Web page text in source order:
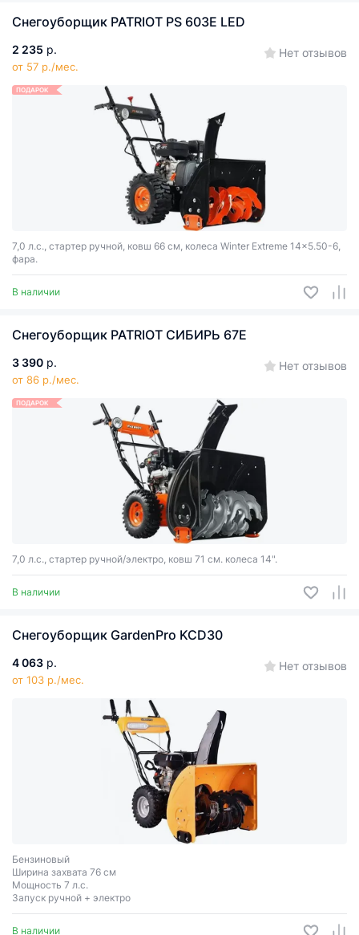
Снегоуборщик PATRIOT PS 603E LED
2 235 р.
от 57 р./мес.
Нет отзывов
ПОДАРОК
7,0 л.с., стартер ручной, ковш 66 см, колеса Winter Extreme 14x5.50-6,
фара.
В наличии
Снегоуборщик PATRIOT СИБИРЬ 67E
3 390 р.
от 86 р./мес.
Нет отзывов
ПОДАРОК
7,0 л.с., стартер ручной/электро, ковш 71 см. колеса 14".
В наличии
Снегоуборщик GаrdenPro KCD30
4 063 р.
от 103 р./мес.
Нет отзывов
Бензиновый
Ширина захвата 76 см
Мощность 7 л.с.
Запуск ручной + электро
В наличии